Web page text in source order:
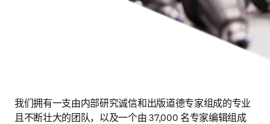
我们拥有一支由内部研究诚信和出版道德专家组成的专业
且不断壮大的团队，以及一个由 37,000 名专家编辑组成